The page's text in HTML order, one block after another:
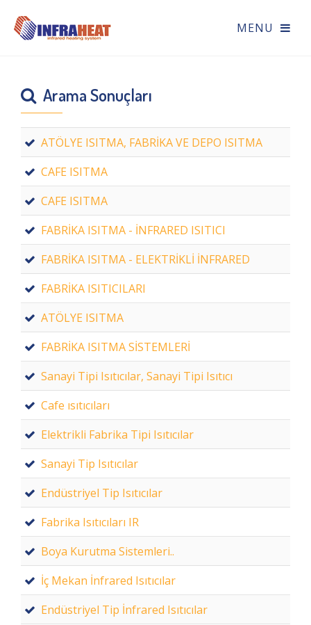
Arama Sonuçları
ATÖLYE ISITMA, FABRİKA VE DEPO ISITMA
CAFE ISITMA
CAFE ISITMA
FABRİKA ISITMA - İNFRARED ISITICI
FABRİKA ISITMA - ELEKTRİKLİ İNFRARED
FABRİKA ISITICILARI
ATÖLYE ISITMA
FABRİKA ISITMA SİSTEMLERİ
Sanayi Tipi Isıtıcılar, Sanayi Tipi Isıtıcı
Cafe ısıtıcıları
Elektrikli Fabrika Tipi Isıtıcılar
Sanayi Tip Isıtıcılar
Endüstriyel Tip Isıtıcılar
Fabrika Isıtıcıları IR
Boya Kurutma Sistemleri..
İç Mekan İnfrared Isıtıcılar
Endüstriyel Tip İnfrared Isıtıcılar